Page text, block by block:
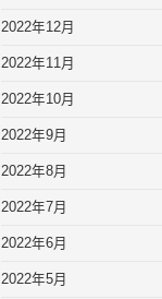
2022年12月
2022年11月
2022年10月
2022年9月
2022年8月
2022年7月
2022年6月
2022年5月